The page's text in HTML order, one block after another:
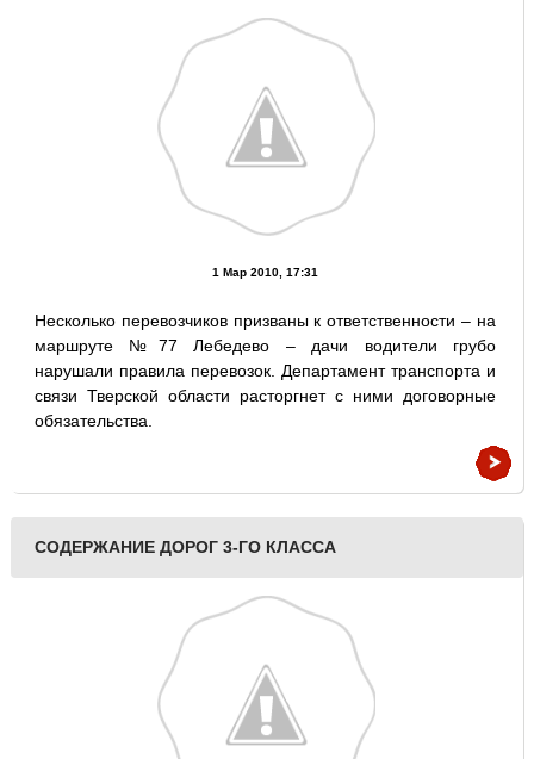
1 Мар 2010, 17:31
Несколько перевозчиков призваны к ответственности – на
маршруте №77 Лебедево – дачи водители грубо
нарушали правила перевозок. Департамент транспорта и
связи Тверской области расторгнет с ними договорные
обязательства.
СОДЕРЖАНИЕ ДОРОГ 3-ГО КЛАССА